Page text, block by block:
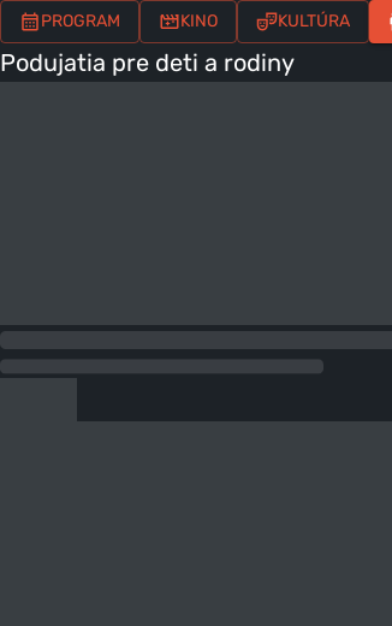
PROGRAM KINO KULTÚRA
Podujatia pre deti a rodiny